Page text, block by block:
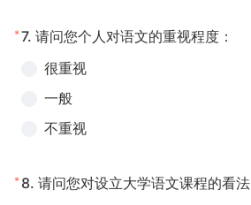
*7. 请问您个人对语文的重视程度：
很重视
一般
不重视
* 8. 请问您对设立大学语文课程的看法